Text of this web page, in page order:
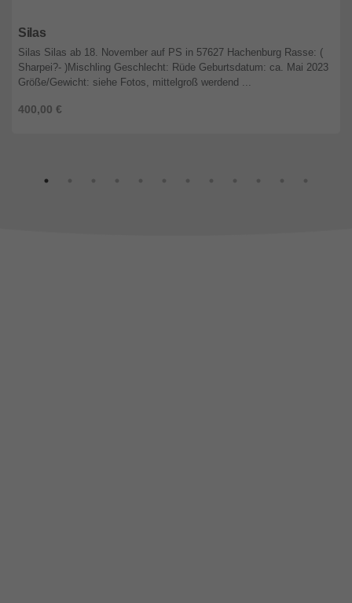
Silas
400,00 €
Silas Silas ab 18. November auf PS in 57627 Hachenburg Rasse: (
Sharpei?- )Mischling Geschlecht: Rüde Geburtsdatum: ca. Mai 2023
Größe/Gewicht: siehe Fotos, mittelgroß werdend ...